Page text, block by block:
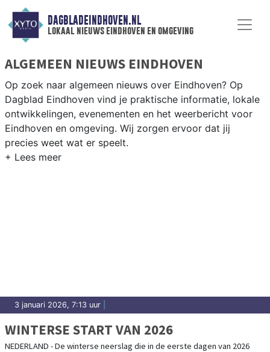
DAGBLADEINDHOVEN.NL
lokaal nieuws eindhoven en omgeving
ALGEMEEN NIEUWS EINDHOVEN
Op zoek naar algemeen nieuws over Eindhoven? Op
Dagblad Eindhoven vind je praktische informatie, lokale
ontwikkelingen, evenementen en het weerbericht voor
Eindhoven en omgeving. Wij zorgen ervoor dat jij
precies weet wat er speelt.
3 januari 2026, 7:13 uur
WINTERSE START VAN 2026
NEDERLAND - De winterse neerslag die in de eerste dagen van 2026